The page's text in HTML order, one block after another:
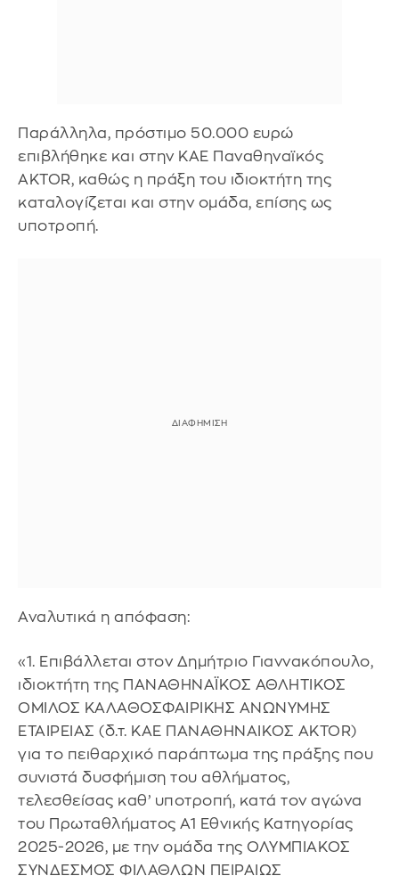
Παράλληλα, πρόστιμο 50.000 ευρώ
επιβλήθηκε και στην ΚΑΕ Παναθηναϊκός
AKTOR, καθώς η πράξη του ιδιοκτήτη της
καταλογίζεται και στην ομάδα, επίσης ως
υποτροπή.
Αναλυτικά η απόφαση:
«1. Επιβάλλεται στον Δημήτριο Γιαννακόπουλο,
ιδιοκτήτη της ΠΑΝΑΘΗΝΑΪΚΟΣ ΑΘΛΗΤΙΚΟΣ
ΟΜΙΛΟΣ ΚΑΛΑΘΟΣΦΑΙΡΙΚΗΣ ΑΝΩΝΥΜΗΣ
ΕΤΑΙΡΕΙΑΣ (δ.τ. ΚΑΕ ΠΑΝΑΘΗΝΑΙΚΟΣ AKTOR)
για το πειθαρχικό παράπτωμα της πράξης που
συνιστά δυσφήμιση του αθλήματος,
τελεσθείσας καθ’ υποτροπή, κατά τον αγώνα
του Πρωταθλήματος Α1 Εθνικής Κατηγορίας
2025-2026, με την ομάδα της ΟΛΥΜΠΙΑΚΟΣ
ΣΥΝΔΕΣΜΟΣ ΦΙΛΑΘΛΩΝ ΠΕΙΡΑΙΩΣ